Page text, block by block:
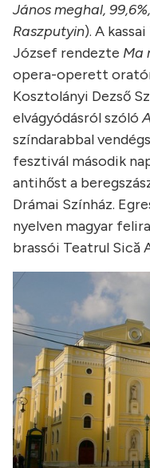
János meghal,
Raszputyin). A
József rendezte Ma
opera-operett
Kosztolányi Dezső
elvágyódásról szóló
színdarabbal
fesztivál második
antihőst a
Drámai Színház.
nyelven magyar
brassói Teatrul Sică